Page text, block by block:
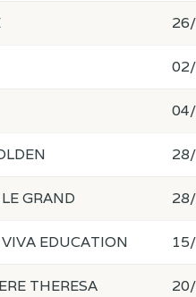
GRAND
EDUCATION
THERESA